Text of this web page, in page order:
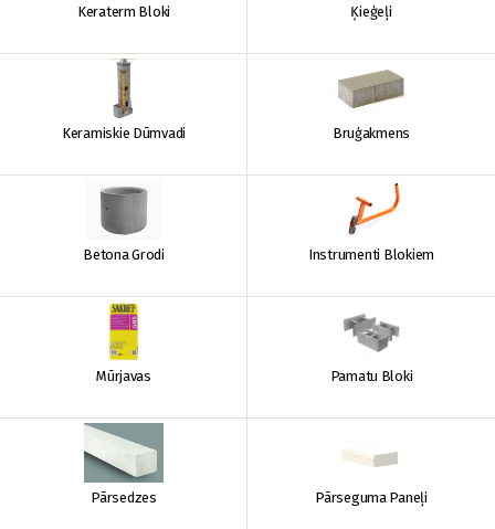
Keraterm Bloki Ķieģeļi
Keramiskie Dūmvadi Bruģakmens
Betona Grodi Instrumenti Blokiem
Mūrjavas Pamatu Bloki
Pārsedzes Pārseguma Paneļi